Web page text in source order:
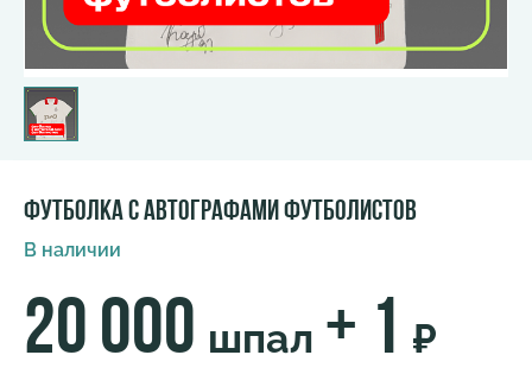
Футболка с автографами футболистов
В наличии
20 000 шпал + 1 ₽